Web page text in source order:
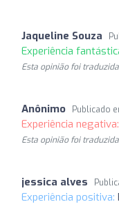
Jaqueline Souza
Experiência
Esta opinião foi
Anônimo Publicado
Experiência negativa:
Esta opinião foi
jessica alves
Experiência positiva: